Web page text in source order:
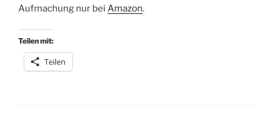
Aufmachung nur bei Amazon.
Teilen mit:
Teilen